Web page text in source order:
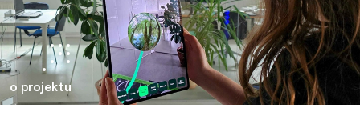
o projektu